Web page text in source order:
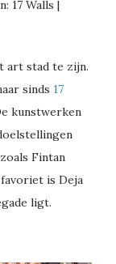
art stad te zijn.
sinds 17
kunstwerken
Fintan
is Deja
ligt.